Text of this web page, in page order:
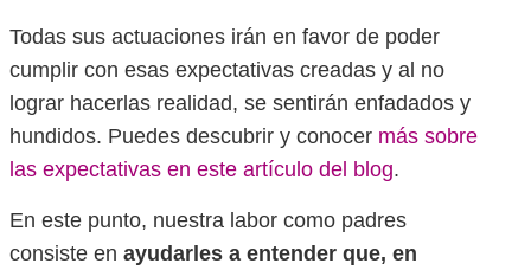
Todas sus actuaciones irán en favor de poder
cumplir con esas expectativas creadas y al no
lograr hacerlas realidad, se sentirán enfadados y
hundidos. Puedes descubrir y conocer más sobre
las expectativas en este artículo del blog.
En este punto, nuestra labor como padres
consiste en ayudarles a entender que, en